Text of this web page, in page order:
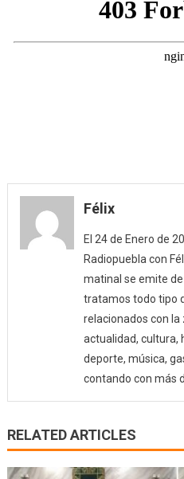
Félix
El 24 de Enero de
Radiopuebla con
matinal se emite
tratamos todo tipo
relacionados con la
actualidad, cultura,
deporte, música,
contando con más
RELATED ARTICLES